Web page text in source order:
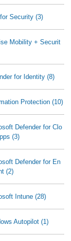
Security (3)
Mobility + Securit
for Identity (8)
Protection (10)
Defender for Clo
(3)
Defender for En
(2)
Intune (28)
Autopilot (1)